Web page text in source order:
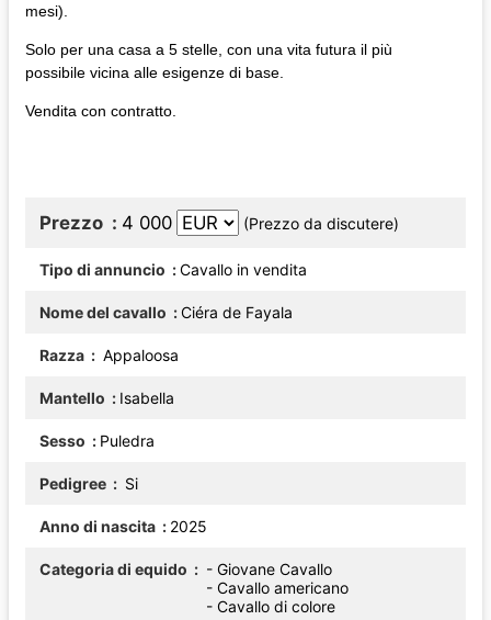
mesi).
Solo per una casa a 5 stelle, con una vita futura il più
possibile vicina alle esigenze di base.
Vendita con contratto.
Prezzo 4 000 (Prezzo da discutere)
Tipo di annuncio Cavallo in vendita
Nome del cavallo Ciéra de Fayala
Razza Appaloosa
Mantello Isabella
Sesso Puledra
Pedigree Si
Anno di nascita 2025
Categoria di equido
- Giovane Cavallo
- Cavallo americano
- Cavallo di colore